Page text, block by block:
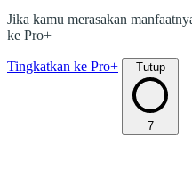
Jika kamu merasakan
ke Pro+
Tingkatkan ke Pro+ Tutup
7